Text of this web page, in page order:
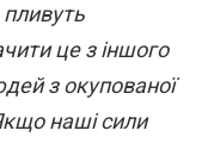
це з іншого
з окупованої
наші сили